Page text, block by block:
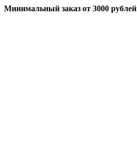
Минимальный заказ от 3000 рублей